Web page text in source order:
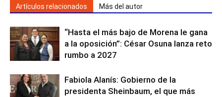
Artículos relacionados Más del autor
“Hasta el más bajo de Morena le gana
a la oposición”: César Osuna lanza reto
rumbo a 2027
Fabiola Alanís: Gobierno de la
presidenta Sheinbaum, el que más